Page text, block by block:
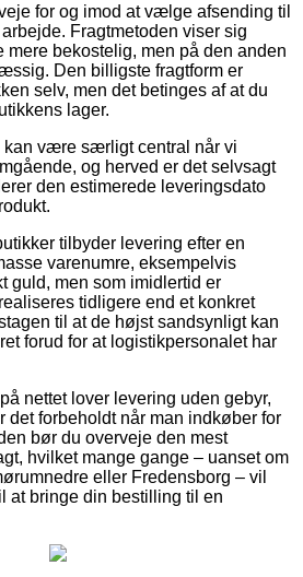
for og imod at vælge afsending til
Fragtmetoden viser sig
bekostelig, men på den anden
Den billigste fragtform er
selv, men det betinges af at du
lager.
kan være særligt central når vi
og herved er det selvsagt
den estimerede leveringsdato
tilbyder levering efter en
varenumre, eksempelvis
guld, men som imidlertid er
tidligere end et konkret
til at de højst sandsynligt kan
forud for at logistikpersonalet har
nettet lover levering uden gebyr,
det forbeholdt når man indkøber for
bør du overveje den mest
hvilket mange gange – uanset om
eller Fredensborg – vil
at bringe din bestilling til en